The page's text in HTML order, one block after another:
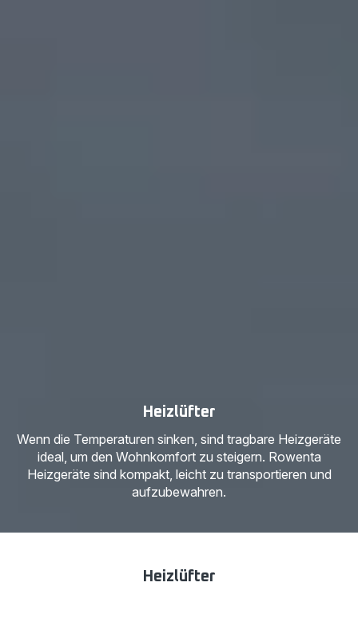
Heizlüfter
Wenn die Temperaturen sinken, sind tragbare Heizgeräte
ideal, um den Wohnkomfort zu steigern. Rowenta
Heizgeräte sind kompakt, leicht zu transportieren und
aufzubewahren.
Heizlüfter